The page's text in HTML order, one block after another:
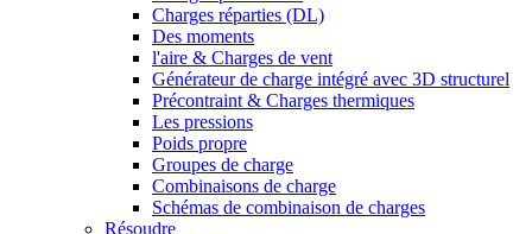
Charges réparties (DL)
Des moments
l'aire & Charges de vent
Générateur de charge intégré avec 3D structurel
Précontraint & Charges thermiques
Les pressions
Poids propre
Groupes de charge
Combinaisons de charge
Schémas de combinaison de charges
Résoudre